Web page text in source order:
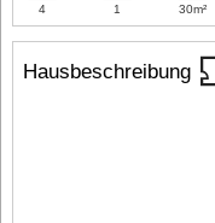
Hausbeschreibung
4 1 30m²